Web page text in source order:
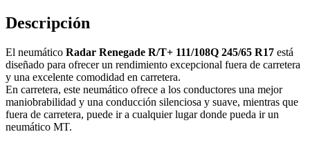
Descripción
El neumático Radar Renegade R/T+ 111/108Q 245/65 R17 está
diseñado para ofrecer un rendimiento excepcional fuera de carretera
y una excelente comodidad en carretera.
En carretera, este neumático ofrece a los conductores una mejor
maniobrabilidad y una conducción silenciosa y suave, mientras que
fuera de carretera, puede ir a cualquier lugar donde pueda ir un
neumático MT.